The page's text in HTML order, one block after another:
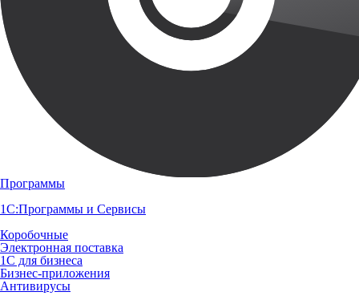
Программы
1С:Программы и Сервисы
Коробочные
Электронная поставка
1С для бизнеса
Бизнес-приложения
Антивирусы